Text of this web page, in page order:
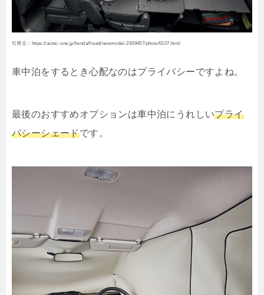
引用元：https://autoc-one.jp/honda/freed/newmodel-2939457/photo/0107.html
車中泊をするとき心配なのはプライバシーですよね。
最後のおすすめオプションは車中泊にうれしいプライ
バシーシェードです。